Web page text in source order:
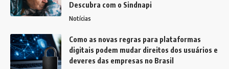
Descubra com o Sindnapi
Notícias
Como as novas regras para plataformas
digitais podem mudar direitos dos usuários e
deveres das empresas no Brasil